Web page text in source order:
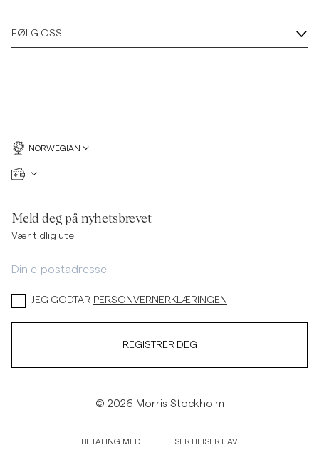
FØLG OSS
NORWEGIAN
Meld deg på nyhetsbrevet
Vær tidlig ute!
JEG GODTAR PERSONVERNERKLÆRINGEN
REGISTRER DEG
© 2026 Morris Stockholm
BETALING MED SERTIFISERT AV